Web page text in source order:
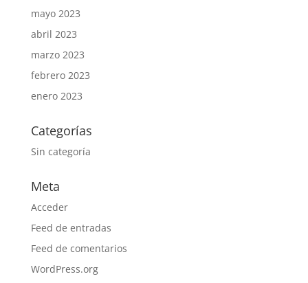
mayo 2023
abril 2023
marzo 2023
febrero 2023
enero 2023
Categorías
Sin categoría
Meta
Acceder
Feed de entradas
Feed de comentarios
WordPress.org